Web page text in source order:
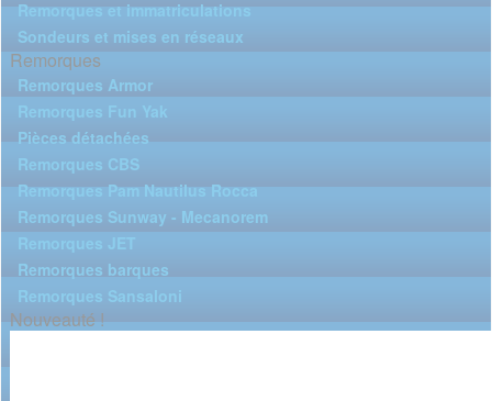
Remorques et immatriculations
Sondeurs et mises en réseaux
Remorques
Remorques Armor
Remorques Fun Yak
Pièces détachées
Remorques CBS
Remorques Pam Nautilus Rocca
Remorques Sunway - Mecanorem
Remorques JET
Remorques barques
Remorques Sansaloni
Nouveauté !